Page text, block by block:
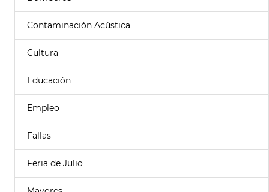
Contaminación Acústica
Cultura
Educación
Empleo
Fallas
Feria de Julio